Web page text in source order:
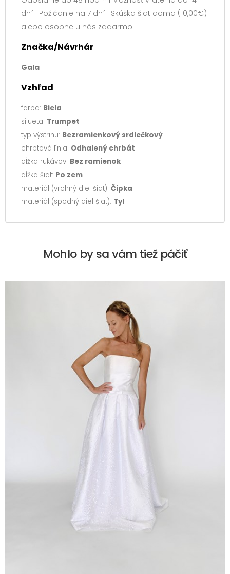
dní | Požičanie na 7 dní | Skúška šiat doma (10,00€)
alebo osobne u nás zadarmo
Značka/Návrhár
Gala
Vzhľad
farba: Biela
silueta: Trumpet
typ výstrihu: Bezramienkový srdiečkový
chrbtová línia: Odhalený chrbát
dĺžka rukávov: Bez ramienok
dĺžka šiat: Po zem
materiál (vrchný diel šiat): Čipka
materiál (spodný diel šiat): Tyl
Mohlo by sa vám tiež páčiť